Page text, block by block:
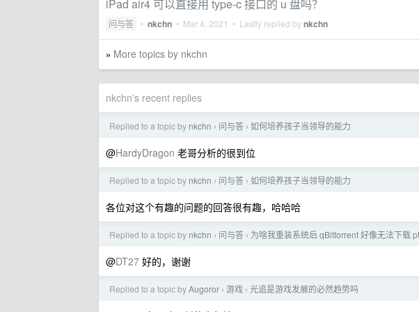
iPad air4 可以直接用 type-c 接口的 u 盘吗？
问与答 • nkchn • Mar 4, 2021 • Lastly replied bynkchn
» More topics by nkchn
nkchn's recent replies
Replied to a topic by nkchn › 问与答 › 如何培养孩子当领导的能力
@HardyDragon 老哥分析的很到位
Replied to a topic by nkchn › 问与答 › 如何培养孩子当领导的能力
各位对这个有趣的问题的回答很有趣，哈哈哈
Replied to a topic by nkchn › 问与答 › 为啥我重装系统后 qBittorrent 好像无法下载
@DT27 好的，谢谢
Replied to a topic byAugoror › 游戏 › 光追是游戏发展的必然趋势吗